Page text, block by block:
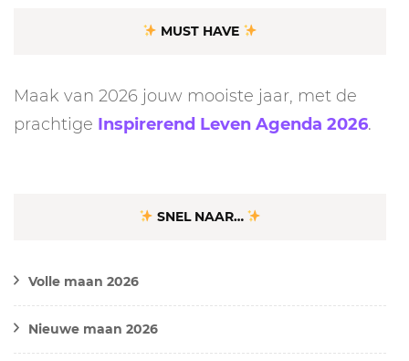
MUST HAVE
Maak van 2026 jouw mooiste jaar, met de
prachtige Inspirerend Leven Agenda 2026.
SNEL NAAR…
Volle maan 2026
Nieuwe maan 2026